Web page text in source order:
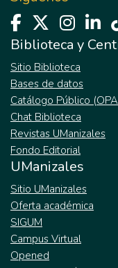
Biblioteca y
Sitio Biblioteca
Bases de datos
Catálogo Público
Chat Biblioteca
Revistas UManizales
Fondo Editorial
UManizales
Sitio UManizales
Oferta académica
SIGUM
Campus Virtual
Opened